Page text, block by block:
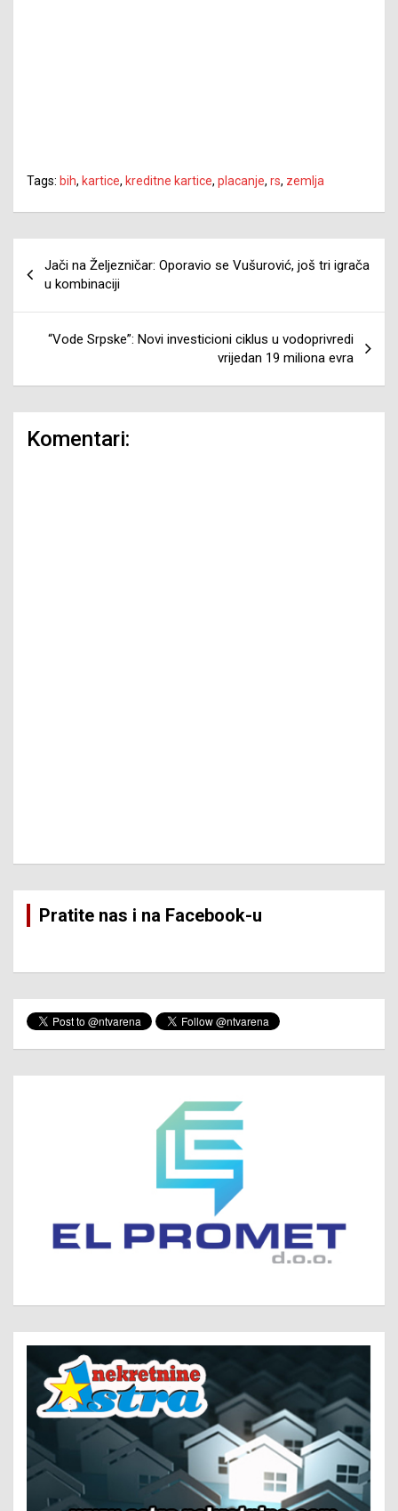
Tags: bih, kartice, kreditne kartice, placanje, rs, zemlja
Navigacija
članaka
Jači na Željezničar: Oporavio se Vušurović, još tri igrača
u kombinaciji
“Vode Srpske”: Novi investicioni ciklus u vodoprivredi
vrijedan 19 miliona evra
Komentari:
Pratite nas i na Facebook-u